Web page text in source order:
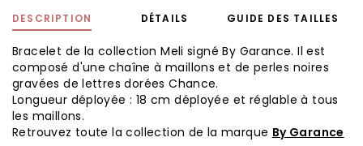
DESCRIPTION
Bracelet de la collection Meli signé By Garance. Il est
composé d'une chaîne à maillons et de perles noires
gravées de lettres dorées Chance.
Longueur déployée : 18 cm déployée et réglable à tous
les maillons.
Retrouvez toute la collection de la marque By Garance
DÉTAILS GUIDE DES TAILLES